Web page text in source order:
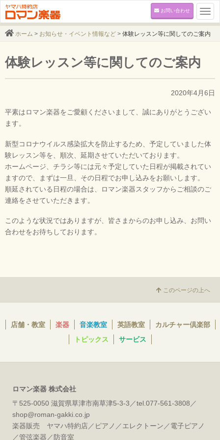
お問い合わせ
ホーム > お知らせ・イベント情報など > 体験レッスン等に関してのご案内
体験レッスン等に関してのご案内
2020年4月6日
平素はロマン楽器をご愛顧くださいまして、誠にありがとうござい
ます。
新型コロナウイルス感染拡大を防止するため、予定していました体
験レッスン等を、順次、延期させていただいております。
ホームページ、チラシ等には元々予定していた日程が掲載されてい
ますので、まずは一旦、その日程でお申し込みをお願いします。
順延されている日程の場合は、ロマン楽器スタッフからご相談のご
連絡をさせていただきます。
このような状況ではありますが、皆さまからのお申し込み、お問い
合わせをお待ちしております。
このページの上へ
店舗・教室 楽器 音楽教室 英語教室
カルチャー倶楽部
トピックス
サービス
ロマン楽器 株式会社
〒525-0050 滋賀県草津市南草津5-3-3／tel.077-561-3808／
shop@roman-gakki.co.jp
楽器販売 ヤマハ特約店／ピアノ／エレクトーン／電子ピアノ
／管弦楽器／防音室